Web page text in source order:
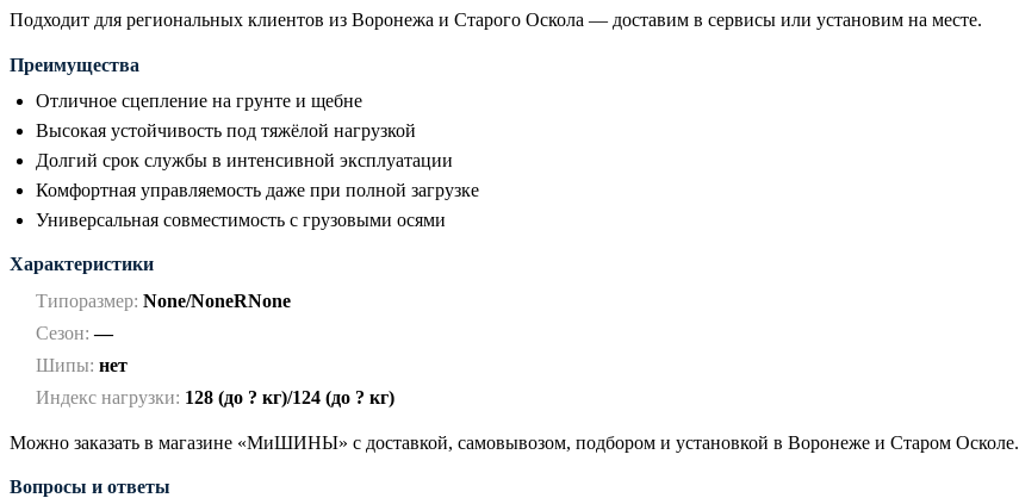
Подходит для региональных клиентов из Воронежа и Старого Оскола — доставим в сервисы или установим на месте.
Преимущества
Отличное сцепление на грунте и щебне
Высокая устойчивость под тяжёлой нагрузкой
Долгий срок службы в интенсивной эксплуатации
Комфортная управляемость даже при полной загрузке
Универсальная совместимость с грузовыми осями
Характеристики
Типоразмер: None/NoneRNone
Сезон: —
Шипы: нет
Индекс нагрузки: 128 (до ? кг)/124 (до ? кг)
Можно заказать в магазине «МиШИНЫ» с доставкой, самовывозом, подбором и установкой в Воронеже и Старом Осколе.
Вопросы и ответы